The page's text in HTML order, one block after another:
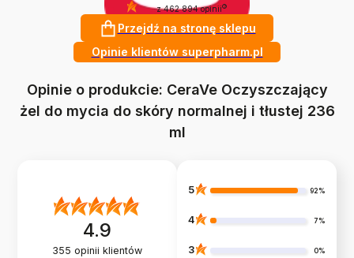
4.9z 462 894 opinii ?
Przejdź na stronę sklepu
Opinie klientów superpharm.pl
Opinie o produkcie: CeraVe Oczyszczający
żel do mycia do skóry normalnej i tłustej 236
ml
4.9
355 opinii klientów
5 92%
4 7%
3 0%